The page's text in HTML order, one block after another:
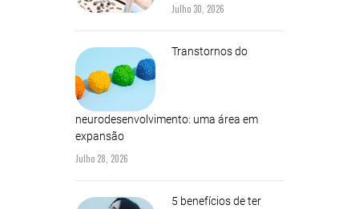
Julho 30, 2026
Transtornos do
neurodesenvolvimento: uma área em
expansão
Julho 28, 2026
5 benefícios de ter